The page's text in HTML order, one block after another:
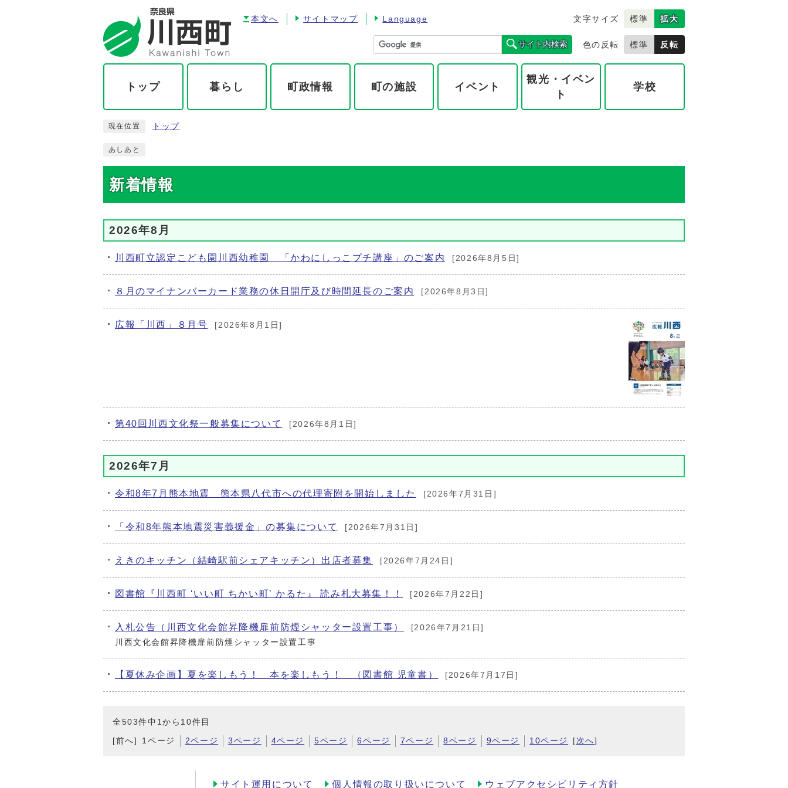
本文へ サイトマップ Language 文字サイズ 標準 拡大
サイト内検索 色の反転 標準 反転
トップ 暮らし 町政情報 町の施設 イベント
観光・イベン
ト
学校
現在位置 トップ
あしあと
新着情報
2026年8月
川西町立認定こども園川西幼稚園 「かわにしっこプチ講座」のご案内 [2026年8月5日]
８月のマイナンバーカード業務の休日開庁及び時間延長のご案内 [2026年8月3日]
広報「川西」８月号 [2026年8月1日]
第40回川西文化祭一般募集について [2026年8月1日]
2026年7月
令和8年7月熊本地震 熊本県八代市への代理寄附を開始しました [2026年7月31日]
「令和8年熊本地震災害義援金」の募集について [2026年7月31日]
えきのキッチン（結崎駅前シェアキッチン）出店者募集 [2026年7月24日]
図書館『川西町 ‘いい町 ちかい町’ かるた』 読み札大募集！！ [2026年7月22日]
入札公告（川西文化会館昇降機扉前防煙シャッター設置工事）
[2026年7月21日]
川西文化会館昇降機扉前防煙シャッター設置工事
【夏休み企画】夏を楽しもう！ 本を楽しもう！ （図書館 児童書） [2026年7月17日]
全503件中1から10件目
[前へ] 1ページ 2ページ 3ページ 4ページ 5ページ 6ページ 7ページ 8ページ 9ページ 10ページ [ 次へ]
サイト運用について 個人情報の取り扱いについて ウェブアクセシビリティ方針